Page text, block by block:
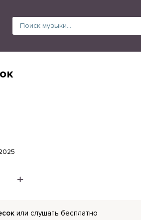
или слушать бесплатно